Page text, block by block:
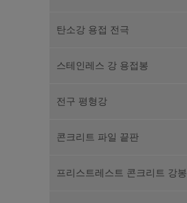
탄소강 용접 전극
스테인레스 강 용접봉
전구 평형강
콘크리트 파일 끝판
프리스트레스트 콘크리트 강봉